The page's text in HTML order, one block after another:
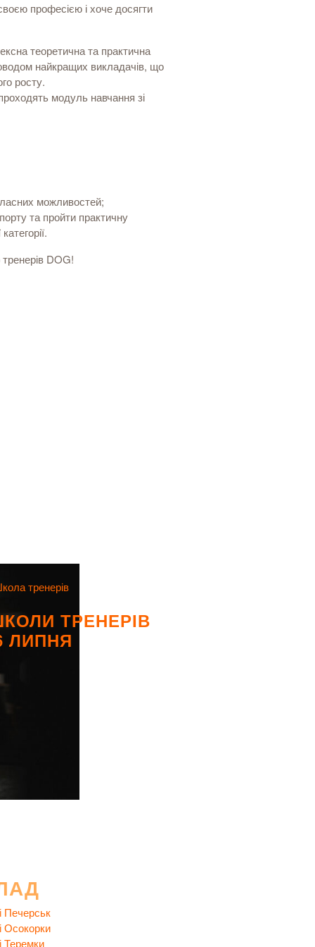
професією і хоче досягти
теоретична та практична
найкращих викладачів, що
росту.
модуль навчання зі
можливостей;
та пройти практичну
DOG!
тренерів
ТРЕНЕРІВ
ЛИПНЯ
Печерськ
Осокорки
Теремки